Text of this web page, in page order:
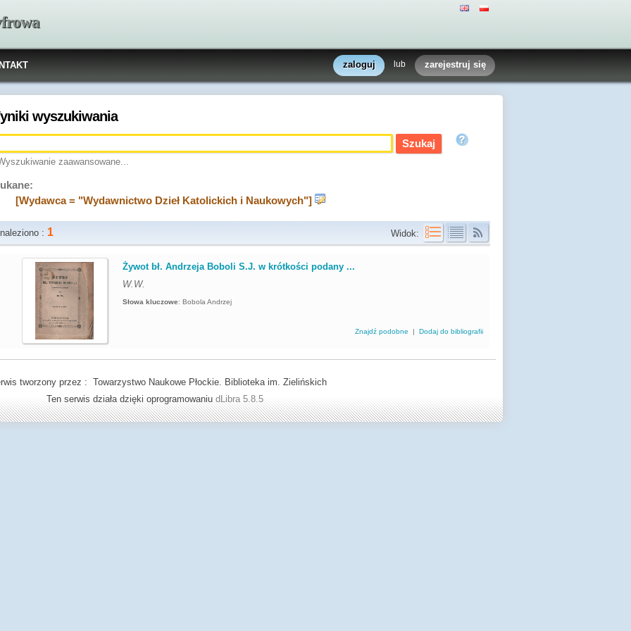
zaloguj lub zarejestruj się
wyszukiwania
zaawansowane...
[Wydawca = "Wydawnictwo Dzieł Katolickich i Naukowych"]
: 1 Widok:
Żywot bł. Andrzeja Boboli S.J. w krótkości podany ...
W.W.
Słowa kluczowe:Bobola Andrzej
Znajdź podobne |Dodaj do bibliografii
tworzony przez : Towarzystwo Naukowe Płockie. Biblioteka im. Zielińskich
Ten serwis działa dzięki oprogramowaniu dLibra 5.8.5